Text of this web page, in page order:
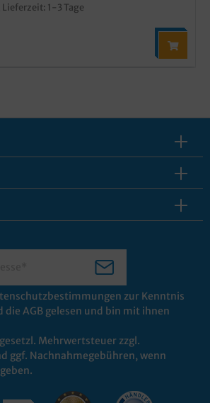
1-3 Tage
zur Kenntnis
die AGB gelesen und bin mit ihnen
Mehrwertsteuer zzgl.
ggf. Nachnahmegebühren, wenn